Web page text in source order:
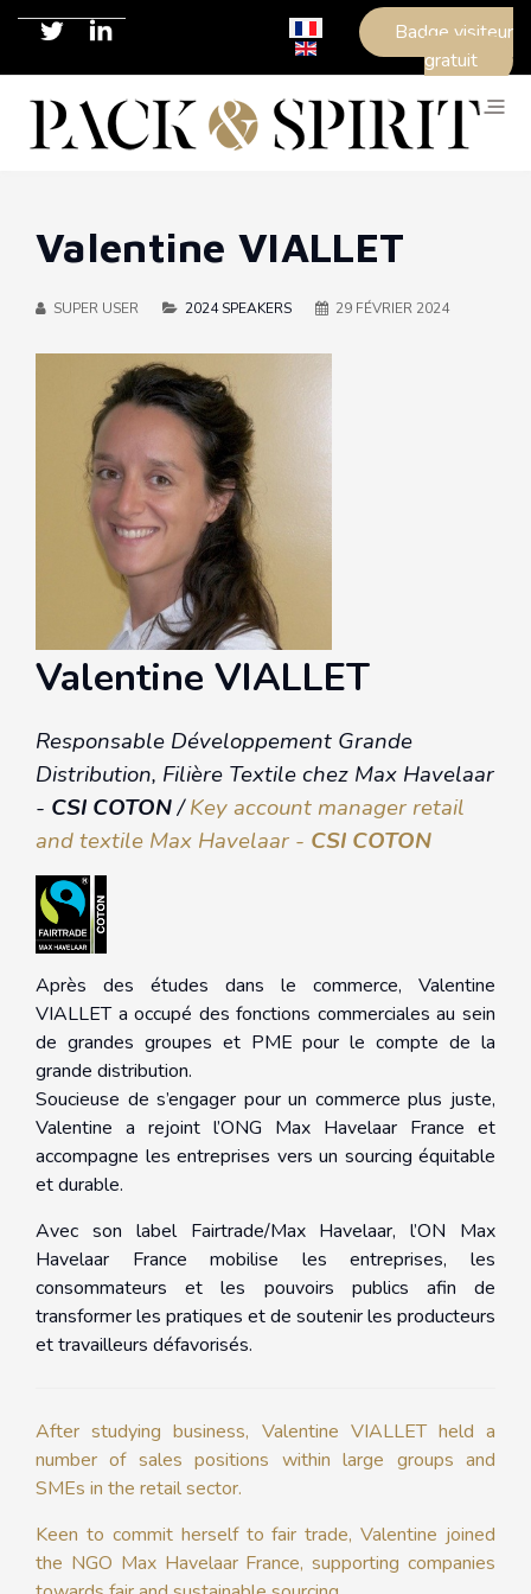
Sélectionnez votre langue
Badge visiteur
gratuit
Valentine VIALLET
SUPER USER 2024 SPEAKERS 29 FÉVRIER 2024
Valentine VIALLET
Responsable Développement Grande
Distribution, Filière Textile chez Max Havelaar
- CSI COTON/Key account manager retail
and textile Max Havelaar - CSI COTON
Après des études dans le commerce, Valentine
VIALLET a occupé des fonctions commerciales au sein
de grandes groupes et PME pour le compte de la
grande distribution.
Soucieuse de s’engager pour un commerce plus juste,
Valentine a rejoint l’ONG Max Havelaar France et
accompagne les entreprises vers un sourcing équitable
et durable.
Avec son label Fairtrade/Max Havelaar, l’ON Max
Havelaar France mobilise les entreprises, les
consommateurs et les pouvoirs publics afin de
transformer les pratiques et de soutenir les producteurs
et travailleurs défavorisés.
After studying business, Valentine VIALLET held a
number of sales positions within large groups and
SMEs in the retail sector.
Keen to commit herself to fair trade, Valentine joined
the NGO Max Havelaar France, supporting companies